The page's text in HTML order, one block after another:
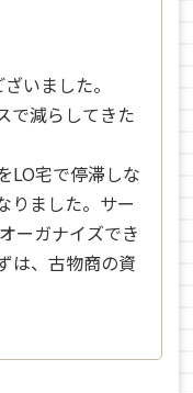
いました。
で減らしてきた
LO宅で停滞しな
りました。サー
ーガナイズでき
は、古物商の資